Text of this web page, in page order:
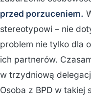
przed porzuceniem.
stereotypowi – nie
problem nie tylko dla
ich partnerów.
w trzydniową
Osoba z BPD w takiej